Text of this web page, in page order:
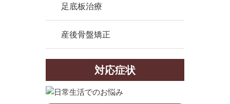
足底板治療
産後骨盤矯正
対応症状